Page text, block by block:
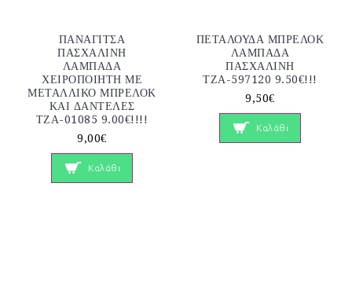
ΠΑΝΑΓΙΤΣΑ
ΠΑΣΧΑΛΙΝΗ
ΛΑΜΠΑΔΑ
ΧΕΙΡΟΠΟΙΗΤΗ ΜΕ
ΜΕΤΑΛΛΙΚΟ ΜΠΡΕΛΟΚ
ΚΑΙ ΔΑΝΤΕΛΕΣ
ΤΖΑ-01085 9.00€!!!!
9,00€
Καλάθι
ΠΕΤΑΛΟΥΔΑ ΜΠΡΕΛΟΚ
ΛΑΜΠΑΔΑ
ΠΑΣΧΑΛΙΝΗ
ΤΖΑ-597120 9.50€!!!
9,50€
Καλάθι